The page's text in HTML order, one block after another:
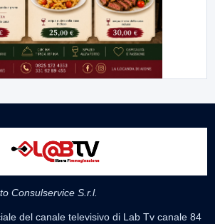
Consulservice S.r.l.
del canale televisivo di Lab Tv canale 84